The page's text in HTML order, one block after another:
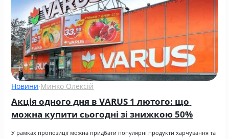
Новини·Минко Олексій
Акція одного дня в VARUS 1 лютого: що
можна купити сьогодні зі знижкою 50%
У рамках пропозиції можна придбати популярні продукти харчування та